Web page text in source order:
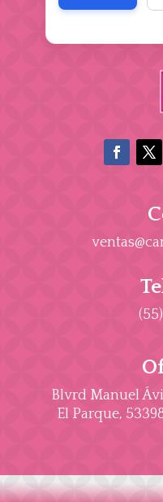
Blvrd Manuel
El Parque,